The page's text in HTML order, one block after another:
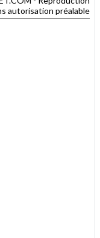
autorisation préalable